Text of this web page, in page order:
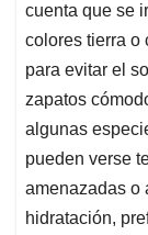
cuenta que se
colores tierra o
para evitar el
zapatos
algunas
pueden verse
amenazadas o
hidratación,